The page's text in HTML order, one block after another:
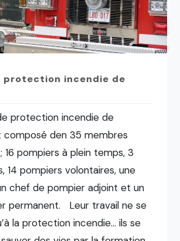
protection incendie de
protection incendie de
composé den 35 membres
16 pompiers à plein temps, 3
14 pompiers volontaires, une
chef de pompier adjoint et un
permanent. Leur travail ne se
la protection incendie… ils se